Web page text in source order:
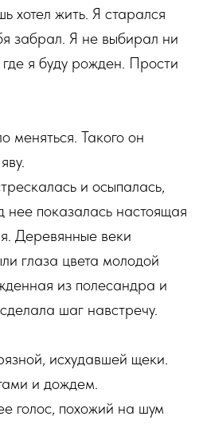
хотел жить. Я старался
забрал. Я не выбирал ни
я буду рожден. Прости
меняться. Такого он
и осыпалась,
нее показалась настоящая
Деревянные веки
глаза цвета молодой
из полесандра и
шаг навстречу.
исхудавшей щеки.
и дождем.
голос, похожий на шум